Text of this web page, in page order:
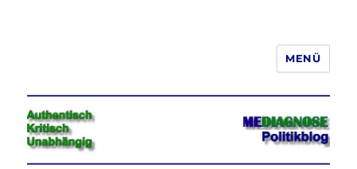
Jeder hat das Recht, seine
Meinung in Wort, Schrift und Bild
frei zu äußern und zu verbreiten
MENÜ